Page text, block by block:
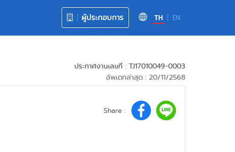
TH EN
ผู้ประกอบการ
ประกาศงานเลขที่ : TJ17010049-0003
อัพเดทล่าสุด : 20/11/2568
Share :